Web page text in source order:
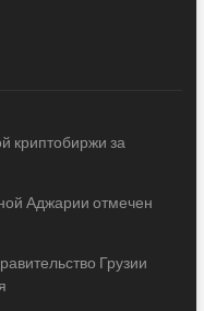
криптобиржи за
Аджарии отмечен
Грузии